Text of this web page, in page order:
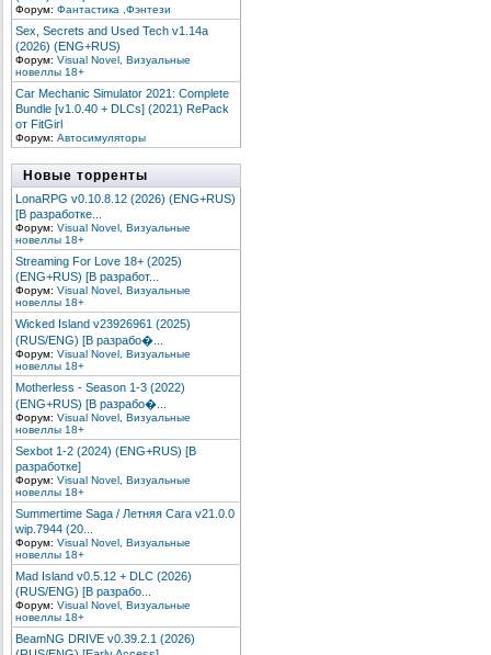
Форум: Фантастика ,Фэнтези
Sex, Secrets and Used Tech v1.14a
(2026) (ENG+RUS)
Форум: Visual Novel, Визуальные
новеллы 18+
Car Mechanic Simulator 2021: Complete
Bundle [v1.0.40 + DLCs] (2021) RePack
от FitGirl
Форум: Автосимуляторы
Новые торренты
LonaRPG v0.10.8.12 (2026) (ENG+RUS)
[В разработке...
Форум: Visual Novel, Визуальные
новеллы 18+
Streaming For Love 18+ (2025)
(ENG+RUS) [В разработ...
Форум: Visual Novel, Визуальные
новеллы 18+
Wicked Island v23926961 (2025)
(RUS/ENG) [В разрабо�...
Форум: Visual Novel, Визуальные
новеллы 18+
Motherless - Season 1-3 (2022)
(ENG+RUS) [В разрабо�...
Форум: Visual Novel, Визуальные
новеллы 18+
Sexbot 1-2 (2024) (ENG+RUS) [В
разработке]
Форум: Visual Novel, Визуальные
новеллы 18+
Summertime Saga / Летняя Сага v21.0.0
wip.7944 (20...
Форум: Visual Novel, Визуальные
новеллы 18+
Mad Island v0.5.12 + DLC (2026)
(RUS/ENG) [В разрабо...
Форум: Visual Novel, Визуальные
новеллы 18+
BeamNG DRIVE v0.39.2.1 (2026)